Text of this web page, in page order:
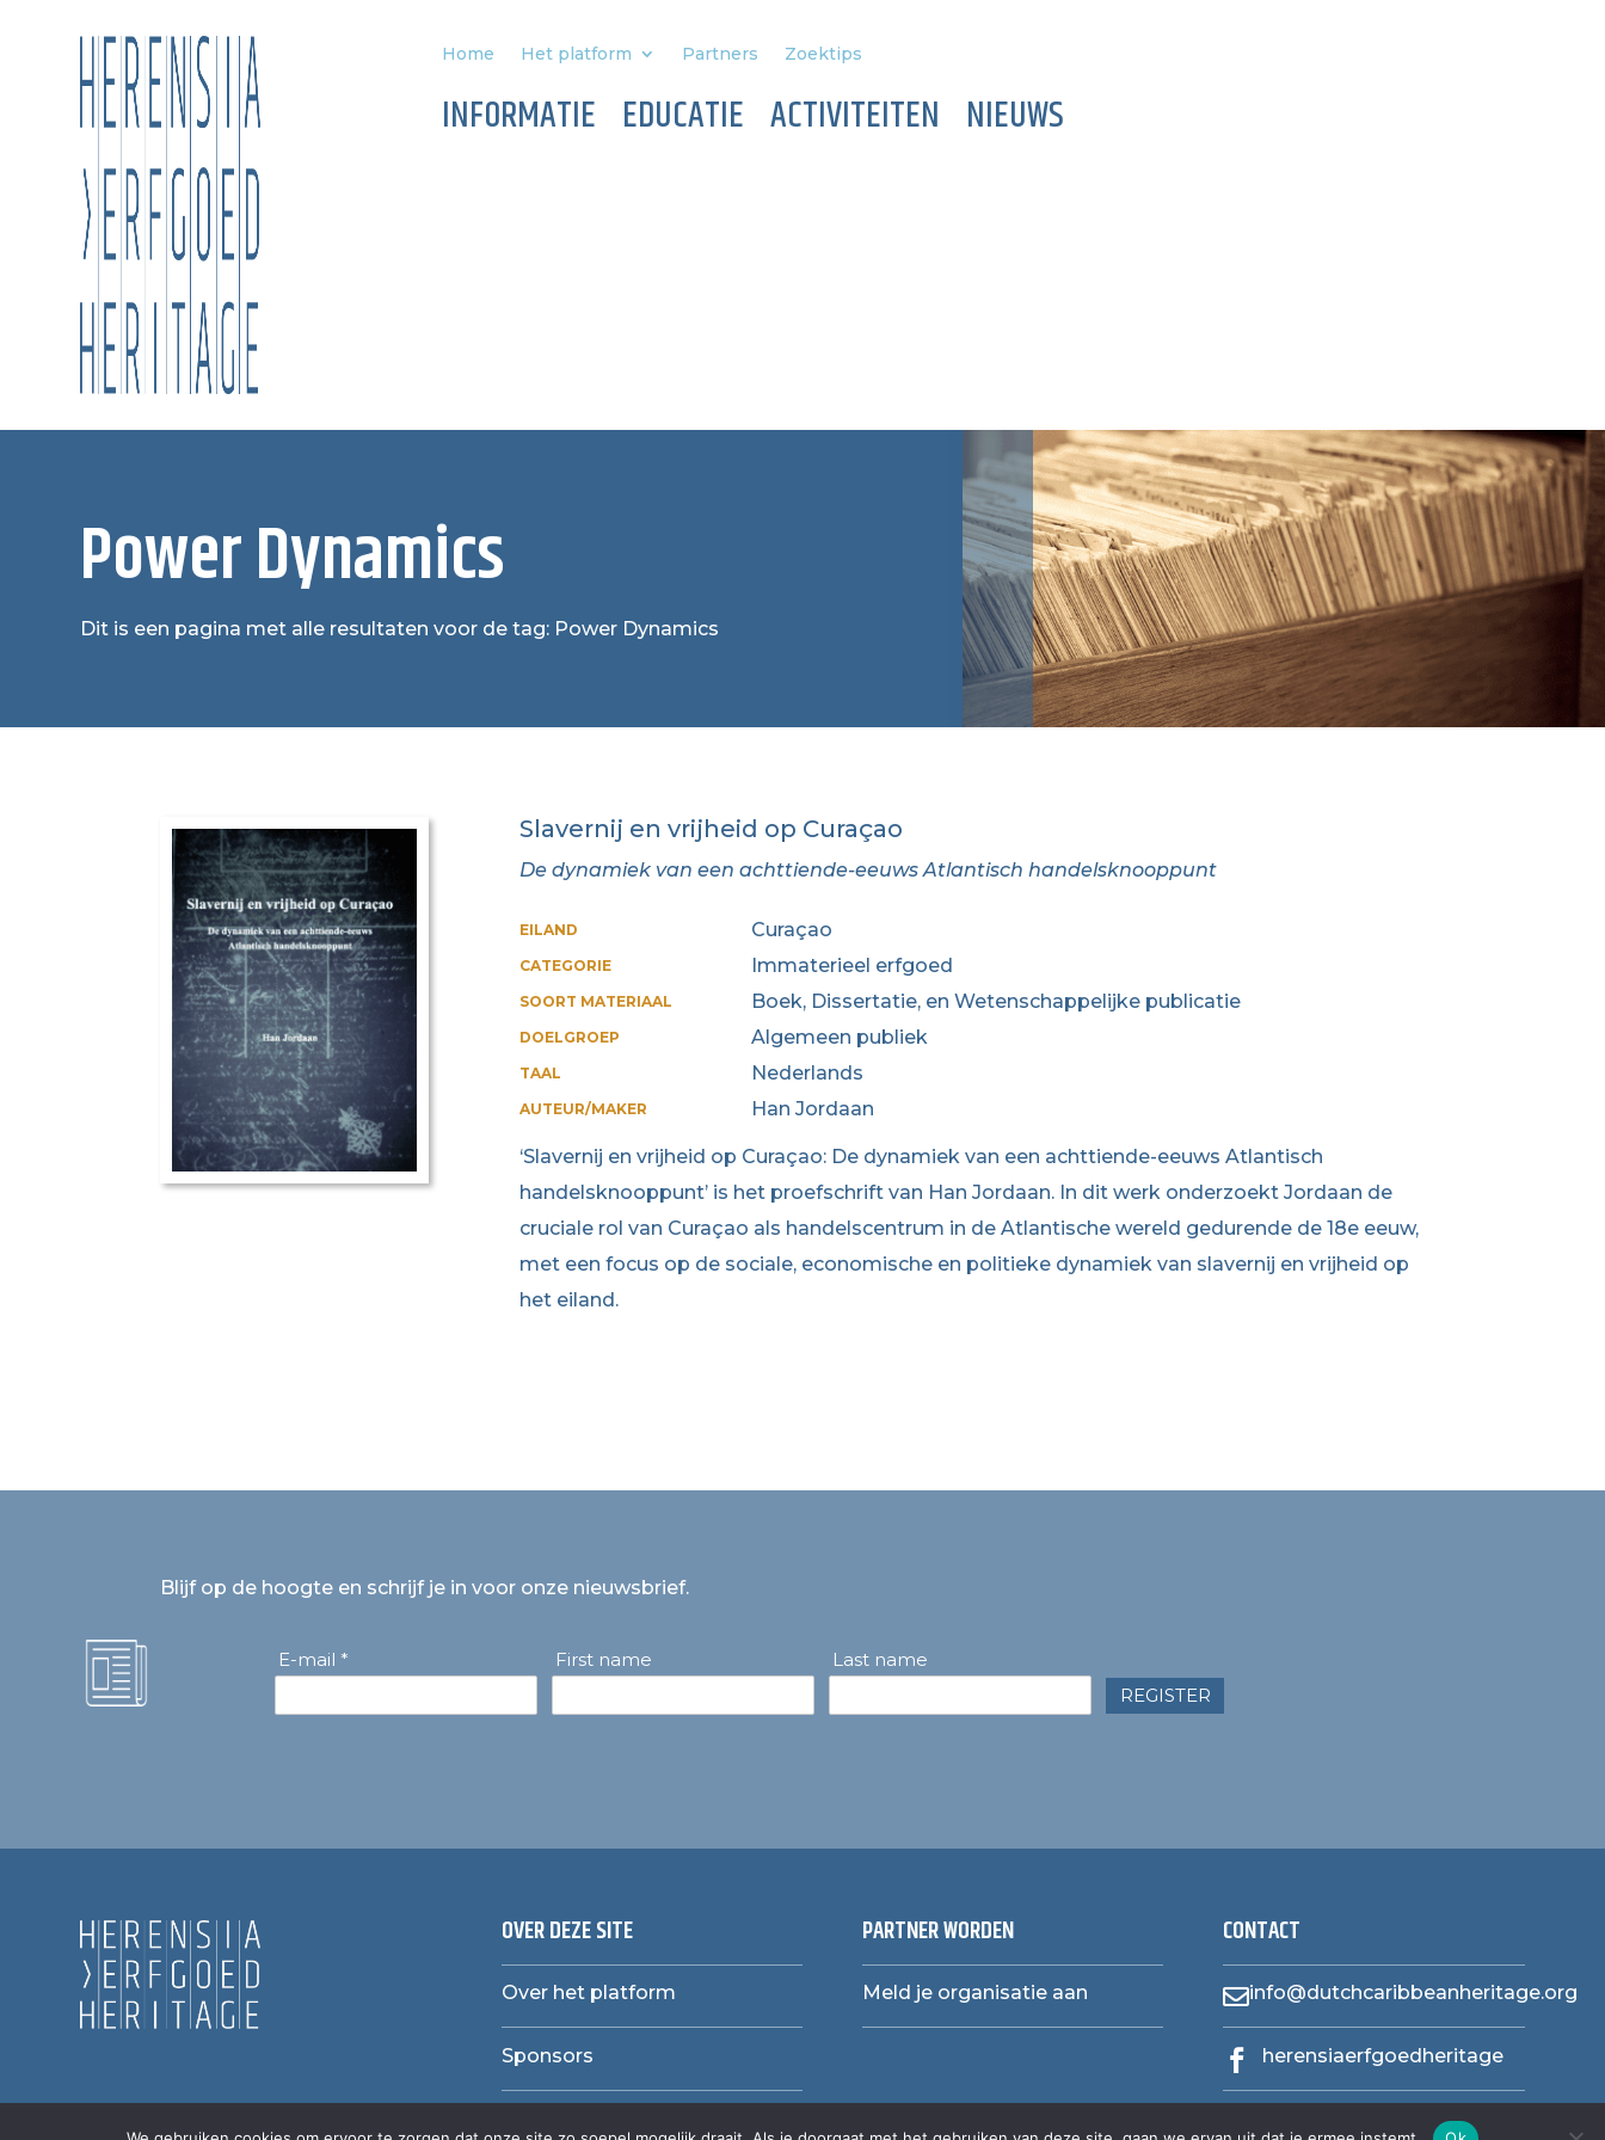
Home Het platform Partners Zoektips
INFORMATIE EDUCATIE ACTIVITEITEN NIEUWS
Power Dynamics
Dit is een pagina met alle resultaten voor de tag: Power Dynamics
Slavernij en vrijheid op Curaçao
De dynamiek van een achttiende-eeuws Atlantisch handelsknooppunt
EILAND Curaçao
CATEGORIE Immaterieel erfgoed
SOORT MATERIAAL Boek, Dissertatie, en Wetenschappelijke publicatie
DOELGROEP Algemeen publiek
TAAL Nederlands
AUTEUR/MAKER Han Jordaan
‘Slavernij en vrijheid op Curaçao: De dynamiek van een achttiende-eeuws Atlantisch
handelsknooppunt’ is het proefschrift van Han Jordaan. In dit werk onderzoekt Jordaan de
cruciale rol van Curaçao als handelscentrum in de Atlantische wereld gedurende de 18e eeuw,
met een focus op de sociale, economische en politieke dynamiek van slavernij en vrijheid op
het eiland.
Blijf op de hoogte en schrijf je in voor onze nieuwsbrief.
E-mail * First name
Last name
REGISTER
OVER DEZE SITE
Over het platform
Sponsors
PARTNER WORDEN
Meld je organisatie aan
CONTACT
info@dutchcaribbeanheritage.org
 herensiaerfgoedheritage